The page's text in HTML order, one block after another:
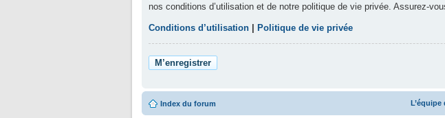
nos conditions d’utilisation et de notre politique de vie privée. Assurez-
Conditions d’utilisation Politique de vie privée
M’enregistrer
Index du forum L’équipe